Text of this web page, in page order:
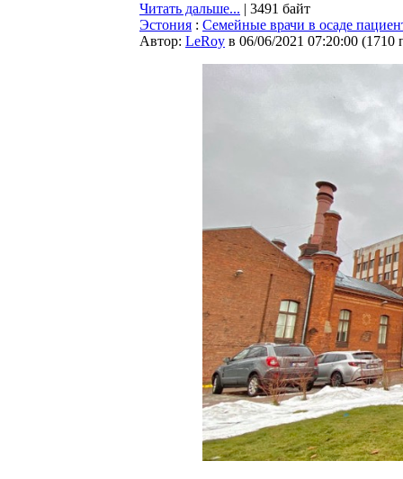
Читать дальше... | 3491 байт
Эстония : Семейные врачи в осаде
Автор: LeRoy в 06/06/2021 07:20:00 (1710